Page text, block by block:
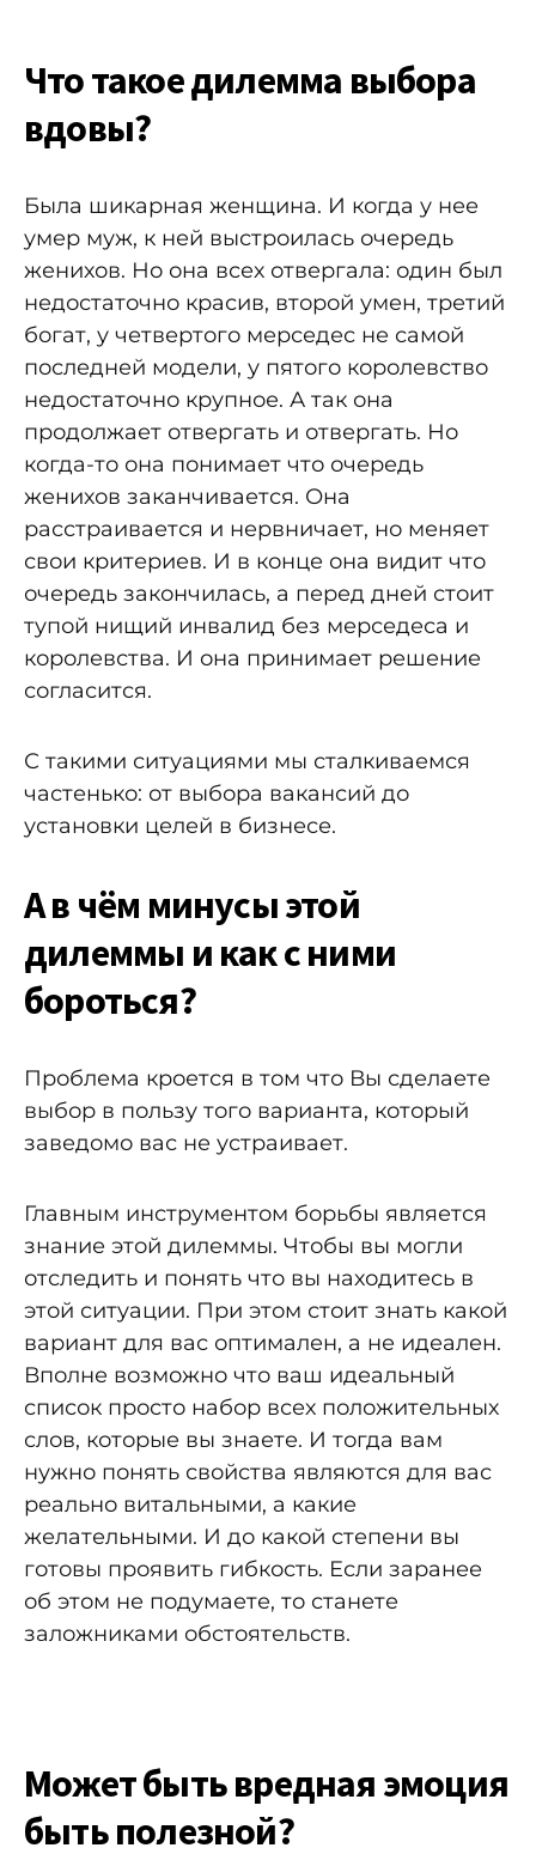
Что такое дилемма выбора
вдовы?
Была шикарная женщина. И когда у нее
умер муж, к ней выстроилась очередь
женихов. Но она всех отвергала: один был
недостаточно красив, второй умен, третий
богат, у четвертого мерседес не самой
последней модели, у пятого королевство
недостаточно крупное. А так она
продолжает отвергать и отвергать. Но
когда-то она понимает что очередь
женихов заканчивается. Она
расстраивается и нервничает, но меняет
свои критериев. И в конце она видит что
очередь закончилась, а перед дней стоит
тупой нищий инвалид без мерседеса и
королевства. И она принимает решение
согласится.
С такими ситуациями мы сталкиваемся
частенько: от выбора вакансий до
установки целей в бизнесе.
А в чём минусы этой
дилеммы и как с ними
бороться?
Проблема кроется в том что Вы сделаете
выбор в пользу того варианта, который
заведомо вас не устраивает.
Главным инструментом борьбы является
знание этой дилеммы. Чтобы вы могли
отследить и понять что вы находитесь в
этой ситуации. При этом стоит знать какой
вариант для вас оптимален, а не идеален.
Вполне возможно что ваш идеальный
список просто набор всех положительных
слов, которые вы знаете. И тогда вам
нужно понять свойства являются для вас
реально витальными, а какие
желательными. И до какой степени вы
готовы проявить гибкость. Если заранее
об этом не подумаете, то станете
заложниками обстоятельств.
Может быть вредная эмоция
быть полезной?